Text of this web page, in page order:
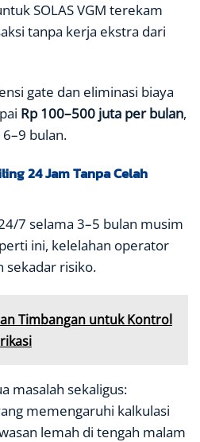
SOLAS VGM terekam
tanpa kerja ekstra dari
gate dan eliminasi biaya
Rp 100–500 juta per bulan,
bulan.
24 Jam Tanpa Celah
7 selama 3–5 bulan musim
ini, kelelahan operator
sekadar risiko.
Timbangan untuk Kontrol
masalah sekaligus:
memengaruhi kalkulasi
lemah di tengah malam